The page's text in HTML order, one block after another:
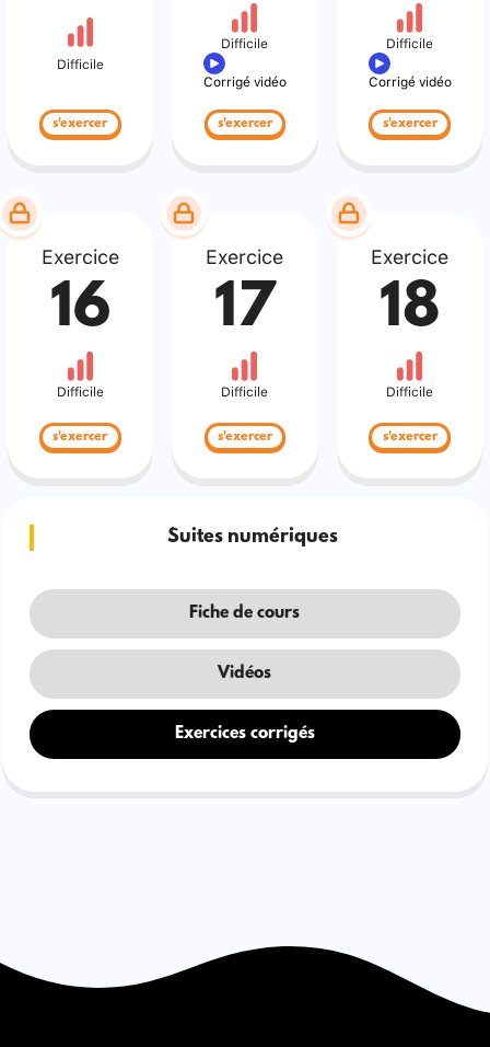
Difficile
s'exercer
Difficile
Corrigé vidéo
s'exercer
Difficile
Corrigé vidéo
s'exercer
Exercice
16
Difficile
s'exercer
Exercice
17
Difficile
s'exercer
Exercice
18
Difficile
s'exercer
Suites numériques
Fiche de cours
Vidéos
Exercices corrigés